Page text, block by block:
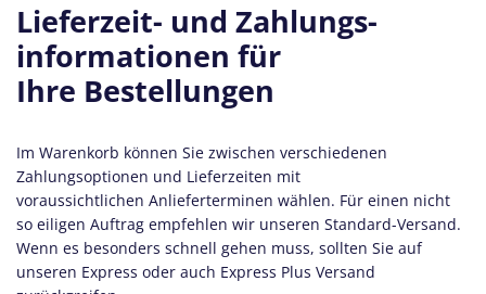
Lieferzeit- und Zahlungs-
informationen für
Ihre Bestellungen
Im Warenkorb können Sie zwischen verschiedenen
Zahlungsoptionen und Lieferzeiten mit
voraussichtlichen Anlieferterminen wählen. Für einen nicht
so eiligen Auftrag empfehlen wir unseren Standard-Versand.
Wenn es besonders schnell gehen muss, sollten Sie auf
unseren Express oder auch Express Plus Versand